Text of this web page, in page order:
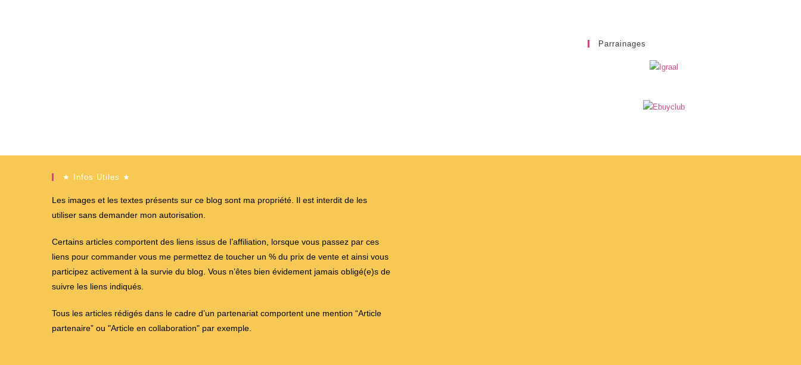
Parrainages
★ Infos Utiles ★
Les images et les textes présents sur ce blog sont ma propriété. Il est interdit de les
utiliser sans demander mon autorisation.
Certains articles comportent des liens issus de l’affiliation, lorsque vous passez par ces
liens pour commander vous me permettez de toucher un % du prix de vente et ainsi vous
participez activement à la survie du blog. Vous n’êtes bien évidement jamais obligé(e)s de
suivre les liens indiqués.
Tous les articles rédigés dans le cadre d’un partenariat comportent une mention “Article
partenaire” ou "Article en collaboration" par exemple.